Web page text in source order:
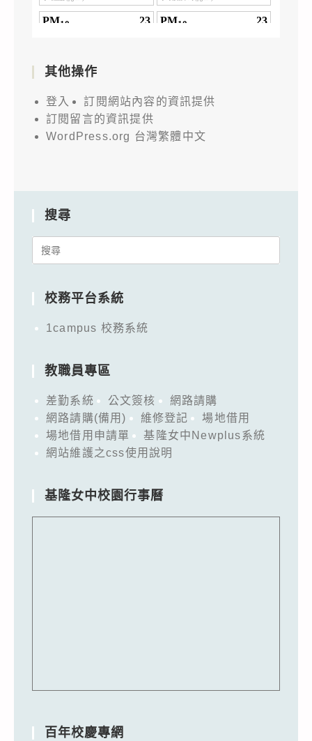
其他操作
登入
訂閱網站內容的資訊提供
訂閱留言的資訊提供
WordPress.org 台灣繁體中文
搜尋
Search
校務平台系統
1campus 校務系統
教職員專區
差勤系統 公文簽核
網路請購
網路請購(備用)
維修登記
場地借用
場地借用申請單
基隆女中Newplus系統
網站維護之css使用說明
基隆女中校園行事曆
百年校慶專網